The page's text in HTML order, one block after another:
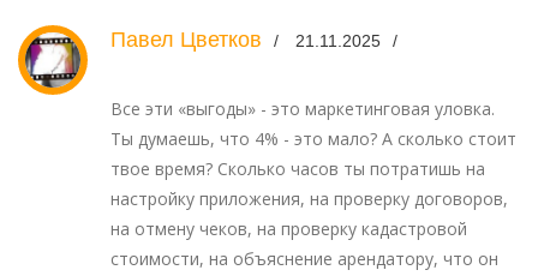
Павел Цветков 21.11.2025
Все эти «выгоды» - это маркетинговая уловка.
Ты думаешь, что 4% - это мало? А сколько стоит
твое время? Сколько часов ты потратишь на
настройку приложения, на проверку договоров,
на отмену чеков, на проверку кадастровой
стоимости, на объяснение арендатору, что он